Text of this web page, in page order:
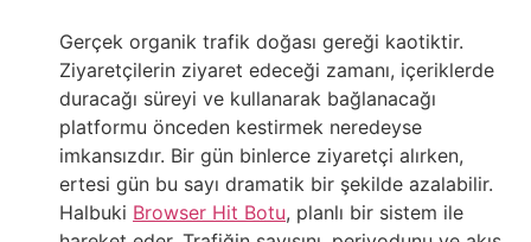
Gerçek organik trafik doğası gereği kaotiktir.
Ziyaretçilerin ziyaret edeceği zamanı, içeriklerde
duracağı süreyi ve kullanarak bağlanacağı
platformu önceden kestirmek neredeyse
imkansızdır. Bir gün binlerce ziyaretçi alırken,
ertesi gün bu sayı dramatik bir şekilde azalabilir.
Halbuki Browser Hit Botu, planlı bir sistem ile